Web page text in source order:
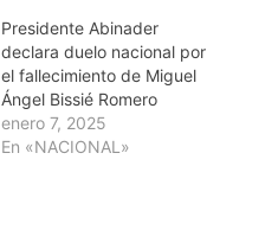
Presidente Abinader
declara duelo nacional por
el fallecimiento de Miguel
Ángel Bissié Romero
enero 7, 2025
En «NACIONAL»